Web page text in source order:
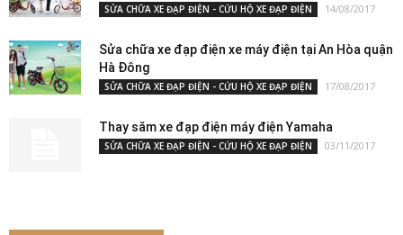
SỬA CHỮA XE ĐẠP ĐIỆN - CỨU HỘ XE ĐẠP ĐIỆN 14/08/2017
Sửa chữa xe đạp điện xe máy điện tại An Hòa quận
Hà Đông
SỬA CHỮA XE ĐẠP ĐIỆN - CỨU HỘ XE ĐẠP ĐIỆN 17/08/2017
Thay săm xe đạp điện máy điện Yamaha
SỬA CHỮA XE ĐẠP ĐIỆN - CỨU HỘ XE ĐẠP ĐIỆN 03/11/2017